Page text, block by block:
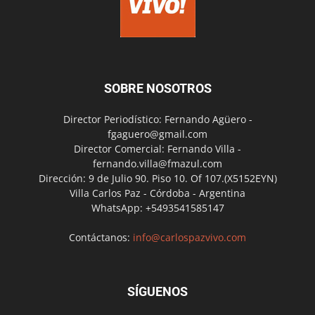
SOBRE NOSOTROS
Director Periodístico: Fernando Agüero -
fgaguero@gmail.com
Director Comercial: Fernando Villa -
fernando.villa@fmazul.com
Dirección: 9 de Julio 90. Piso 10. Of 107.(X5152EYN)
Villa Carlos Paz - Córdoba - Argentina
WhatsApp: +5493541585147
Contáctanos: info@carlospazvivo.com
SÍGUENOS